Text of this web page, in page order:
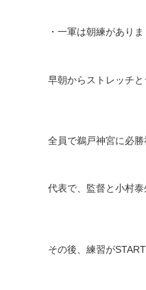
・一軍は朝練がありま
早朝からストレッチ
全員で鵜戸神宮に必
代表で、監督と小村泰
その後、練習がSTART